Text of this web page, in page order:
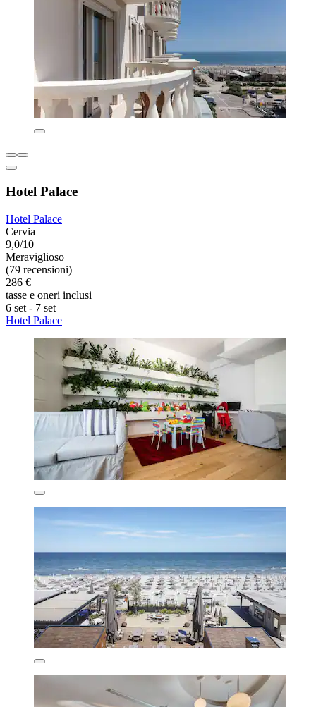
Hotel Palace
Hotel Palace
Cervia
9,0/10
Meraviglioso
(79 recensioni)
286 €
tasse e oneri inclusi
6 set - 7 set
Hotel Palace